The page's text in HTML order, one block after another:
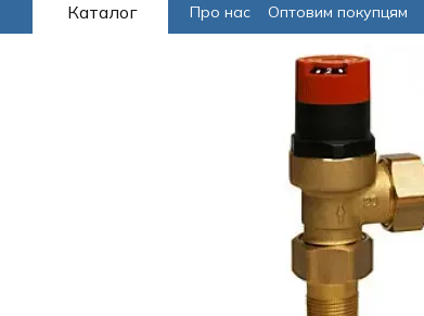
Каталог Про нас Оптовим покупцям
Програма лояльсності